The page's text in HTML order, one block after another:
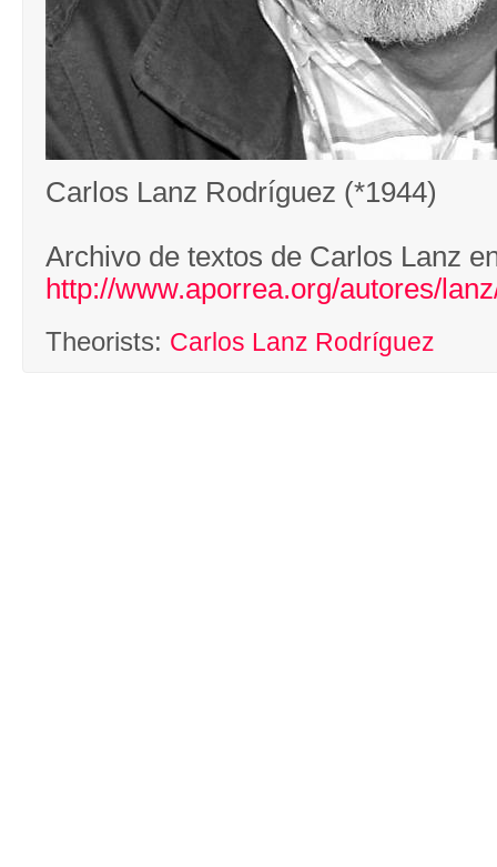
Carlos Lanz Rodríguez (*1944)
Archivo de textos de Carlos Lanz
http://www.aporrea.org/autores/
Theorists: Carlos Lanz Rodríguez